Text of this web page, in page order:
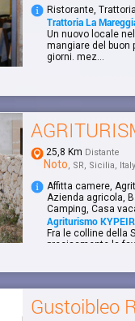
Ristorante, Trattoria
Trattoria La
Un nuovo locale
mangiare del buon
giorni. mez...
25,8 Km Distante
Noto, SR, Sicilia, Italy
Affitta camere,
Azienda agricola,
Camping, Casa
Agriturismo
Fra le colline della
precisamente la
Gustoibleo